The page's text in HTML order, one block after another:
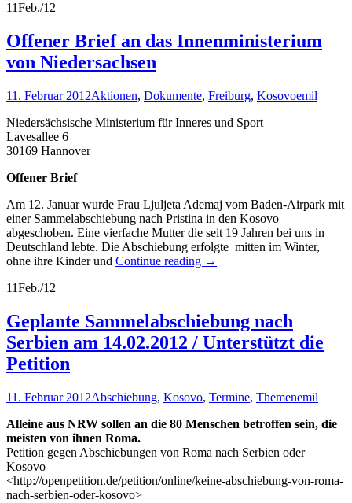
11Feb./12
Offener Brief an das Innenministerium
von Niedersachsen
11. Februar 2012Aktionen, Dokumente, Freiburg, Kosovoemil
Niedersächsische Ministerium für Inneres und Sport
Lavesallee 6
30169 Hannover
Offener Brief
Am 12. Januar wurde Frau Ljuljeta Ademaj vom Baden-Airpark mit
einer Sammelabschiebung nach Pristina in den Kosovo
abgeschoben. Eine vierfache Mutter die seit 19 Jahren bei uns in
Deutschland lebte. Die Abschiebung erfolgte mitten im Winter,
ohne ihre Kinder und Continue reading →
11Feb./12
Geplante Sammelabschiebung nach
Serbien am 14.02.2012 / Unterstützt die
Petition
11. Februar 2012Abschiebung, Kosovo, Termine, Themenemil
Alleine aus NRW sollen an die 80 Menschen betroffen sein, die
meisten von ihnen Roma.
Petition gegen Abschiebungen von Roma nach Serbien oder
Kosovo
<http://openpetition.de/petition/online/keine-abschiebung-von-roma-
nach-serbien-oder-kosovo>